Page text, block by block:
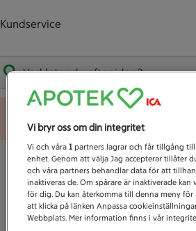
Kundservice
Vad letar du efter idag?
Vi bryr oss om din integritet
Vi och våra 1 partners lagrar och får tillgång
enhet. Genom att välja Jag accepterar tillåter
och våra partners behandlar data för att
inaktiveras de. Om spårare är inaktiverade
för dig. Du kan återkomma till denna meny
att klicka på länken Anpassa
Webbplats. Mer information finns i vår